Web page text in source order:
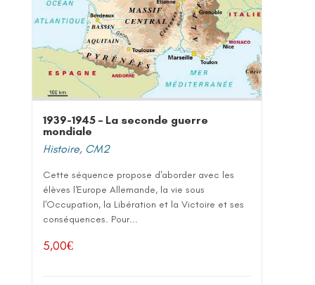
1939-1945 – La seconde guerre
mondiale
Histoire, CM2
Cette séquence propose d'aborder avec les
élèves l'Europe Allemande, la vie sous
l'Occupation, la Libération et la Victoire et ses
conséquences. Pour...
5,00€